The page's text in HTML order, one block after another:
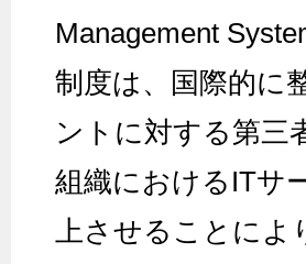
Management
制度は、国際的に
ントに対する第三
組織におけるITサ
上させることに